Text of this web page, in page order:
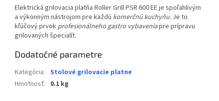
Elektrická grilovacia platňa Roller Grill PSR 600 EE je spoľahlivým
a výkonným nástrojom pre každú komerčnú kuchyňu. Je to
kľúčový prvok profesionálneho gastro vybaveniapre prípravu
grilovaných špecialít.
Dodatočné parametre
Kategória: Stolové grilovacie platne
Hmotnosť: 0.1 kg